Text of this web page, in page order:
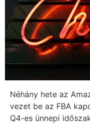
Néhány hete az
vezet be az FBA
Q4-es ünnepi